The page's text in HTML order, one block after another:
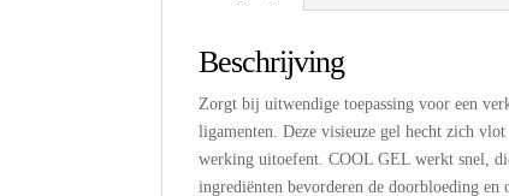
Beschrijving
Zorgt bij uitwendige toepassing voor een
ligamenten. Deze visieuze gel hecht zich
werking uitoefent. COOL GEL werkt snel,
ingrediënten bevorderen de doorbloeding en